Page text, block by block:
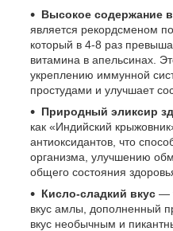
Высокое содержание
является рекордсменом
который в 4-8 раз
витамина в апельсинах.
укреплению иммунной
простудами и улучшает
Природный эликсир
как «Индийский
антиоксидантов, что
организма, улучшению
общего состояния
Кисло-сладкий вкус —
вкус амлы, дополненный
вкус необычным и